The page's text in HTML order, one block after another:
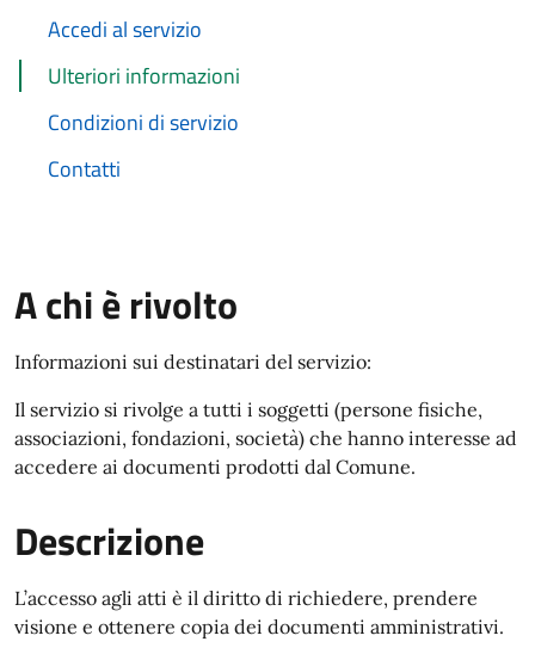
Accedi al servizio
Ulteriori informazioni
Condizioni di servizio
Contatti
A chi è rivolto
Informazioni sui destinatari del servizio:
Il servizio si rivolge a tutti i soggetti (persone fisiche,
associazioni, fondazioni, società) che hanno interesse ad
accedere ai documenti prodotti dal Comune.
Descrizione
L’accesso agli atti è il diritto di richiedere, prendere
visione e ottenere copia dei documenti amministrativi.